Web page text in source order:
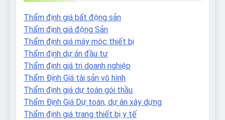
Thẩm định giá bất động sản
Thẩm định giá động Sản
Thẩm định giá máy móc thiết bị
Thẩm định dự án đầu tư
Thẩm định giá tri doanh nghiệp
Thẩm Định Giá tài sản vô hình
Thẩm định giá dự toán gói thầu
Thẩm Định Giá Dự toán, dự án xây dựng
Thẩm định giá trang thiết bị y tế